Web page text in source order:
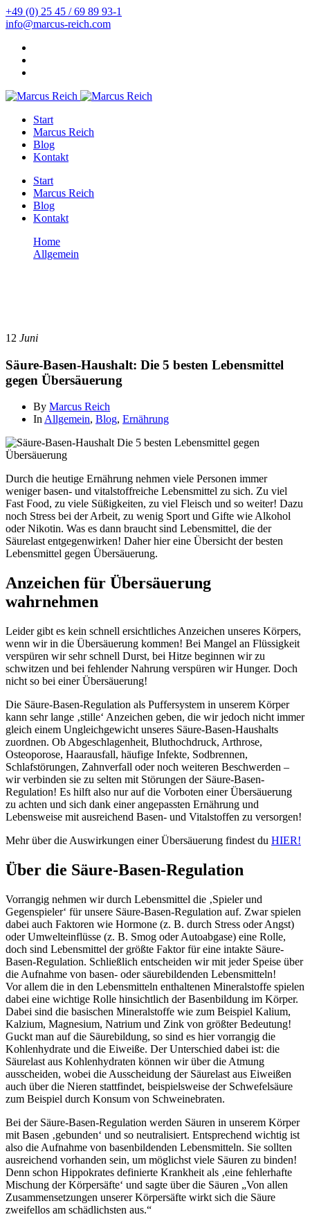
+49 (0) 25 45 / 69 89 93-1
info@marcus-reich.com
Start
Marcus Reich
Blog
Kontakt
Start
Marcus Reich
Blog
Kontakt
Home
Allgemein
12 Juni
Säure-Basen-Haushalt: Die 5 besten Lebensmittel
gegen Übersäuerung
By Marcus Reich
In Allgemein, Blog, Ernährung
Durch die heutige Ernährung nehmen viele Personen immer
weniger basen- und vitalstoffreiche Lebensmittel zu sich. Zu viel
Fast Food, zu viele Süßigkeiten, zu viel Fleisch und so weiter! Dazu
noch Stress bei der Arbeit, zu wenig Sport und Gifte wie Alkohol
oder Nikotin. Was es dann braucht sind Lebensmittel, die der
Säurelast entgegenwirken! Daher hier eine Übersicht der besten
Lebensmittel gegen Übersäuerung.
Anzeichen für Übersäuerung
wahrnehmen
Leider gibt es kein schnell ersichtliches Anzeichen unseres Körpers,
wenn wir in die Übersäuerung kommen! Bei Mangel an Flüssigkeit
verspüren wir sehr schnell Durst, bei Hitze beginnen wir zu
schwitzen und bei fehlender Nahrung verspüren wir Hunger. Doch
nicht so bei einer Übersäuerung!
Die Säure-Basen-Regulation als Puffersystem in unserem Körper
kann sehr lange ‚stille‘ Anzeichen geben, die wir jedoch nicht immer
gleich einem Ungleichgewicht unseres Säure-Basen-Haushalts
zuordnen. Ob Abgeschlagenheit, Bluthochdruck, Arthrose,
Osteoporose, Haarausfall, häufige Infekte, Sodbrennen,
Schlafstörungen, Zahnverfall oder noch weiteren Beschwerden –
wir verbinden sie zu selten mit Störungen der Säure-Basen-
Regulation! Es hilft also nur auf die Vorboten einer Übersäuerung
zu achten und sich dank einer angepassten Ernährung und
Lebensweise mit ausreichend Basen- und Vitalstoffen zu versorgen!
Mehr über die Auswirkungen einer Übersäuerung findest du HIER!
Über die Säure-Basen-Regulation
Vorrangig nehmen wir durch Lebensmittel die ‚Spieler und
Gegenspieler‘ für unsere Säure-Basen-Regulation auf. Zwar spielen
dabei auch Faktoren wie Hormone (z. B. durch Stress oder Angst)
oder Umwelteinflüsse (z. B. Smog oder Autoabgase) eine Rolle,
doch sind Lebensmittel der größte Faktor für eine intakte Säure-
Basen-Regulation. Schließlich entscheiden wir mit jeder Speise über
die Aufnahme von basen- oder säurebildenden Lebensmitteln!
Vor allem die in den Lebensmitteln enthaltenen Mineralstoffe spielen
dabei eine wichtige Rolle hinsichtlich der Basenbildung im Körper.
Dabei sind die basischen Mineralstoffe wie zum Beispiel Kalium,
Kalzium, Magnesium, Natrium und Zink von größter Bedeutung!
Guckt man auf die Säurebildung, so sind es hier vorrangig die
Kohlenhydrate und die Eiweiße. Der Unterschied dabei ist: die
Säurelast aus Kohlenhydraten können wir über die Atmung
ausscheiden, wobei die Ausscheidung der Säurelast aus Eiweißen
auch über die Nieren stattfindet, beispielsweise der Schwefelsäure
zum Beispiel durch Konsum von Schweinebraten.
Bei der Säure-Basen-Regulation werden Säuren in unserem Körper
mit Basen ‚gebunden‘ und so neutralisiert. Entsprechend wichtig ist
also die Aufnahme von basenbildenden Lebensmitteln. Sie sollten
ausreichend vorhanden sein, um möglichst viele Säuren zu binden!
Denn schon Hippokrates definierte Krankheit als ‚eine fehlerhafte
Mischung der Körpersäfte‘ und sagte über die Säuren „Von allen
Zusammensetzungen unserer Körpersäfte wirkt sich die Säure
zweifellos am schädlichsten aus.“